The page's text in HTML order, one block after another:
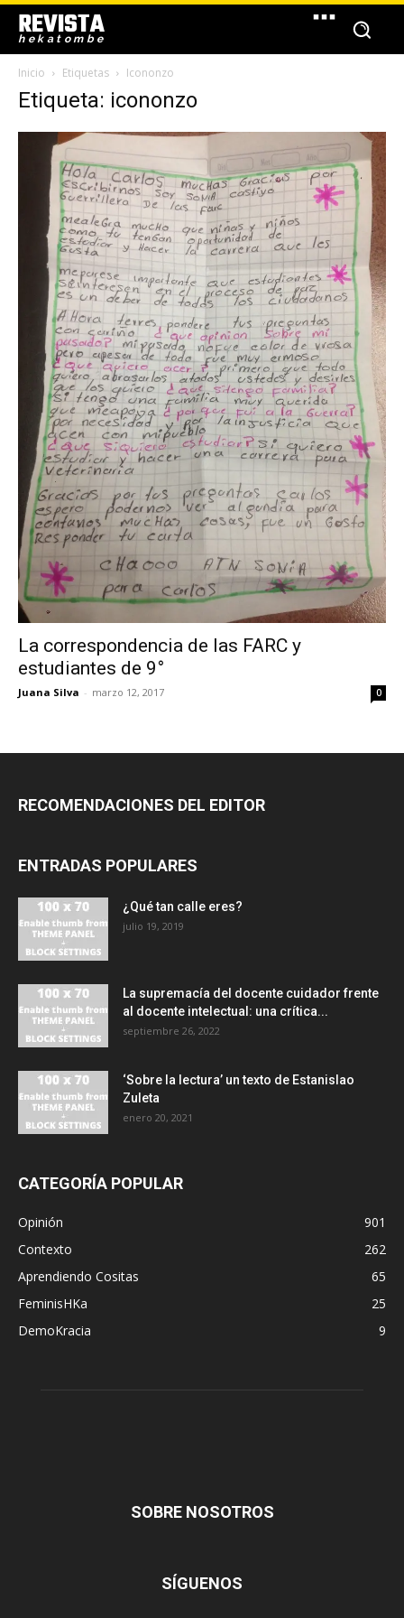
REVISTA
hekatombe
Inicio Etiquetas Icononzo
Etiqueta: icononzo
La correspondencia de las FARC y
estudiantes de 9°
Juana Silva - marzo 12, 2017 0
RECOMENDACIONES DEL EDITOR
ENTRADAS POPULARES
¿Qué tan calle eres?
julio 19, 2019
La supremacía del docente cuidador frente
al docente intelectual: una crítica...
septiembre 26, 2022
‘Sobre la lectura’ un texto de Estanislao
Zuleta
enero 20, 2021
CATEGORÍA POPULAR
Opinión
901
Contexto
262
Aprendiendo Cositas
65
FeminisHKa
25
DemoKracia
9
SOBRE NOSOTROS
SÍGUENOS